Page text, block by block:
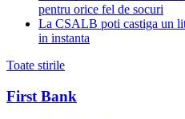
pentru orice fel de socuri
La CSALB poti castiga un
in instanta
Toate stirile
First Bank